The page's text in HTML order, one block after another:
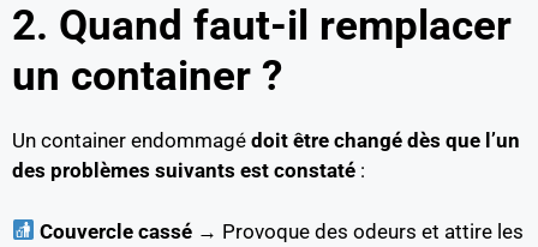
2. Quand faut-il remplacer
un container ?
Un container endommagé doit être changé dès que l’un
des problèmes suivants est constaté :
Couvercle cassé → Provoque des odeurs et attire les